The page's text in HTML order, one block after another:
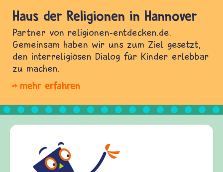
Haus der Religionen in Hannover
Partner von religionen-entdecken.de.
Gemeinsam haben wir uns zum Ziel gesetzt,
den interreligiösen Dialog für Kinder erlebbar
zu machen.
mehr erfahren